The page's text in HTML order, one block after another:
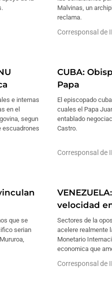
Malvinas, un
reclama.
Corresponsal de
e internas
en el
segun
escuadrones
CUBA:
Papa
El episcopado
cuales el Papa
entablado
Castro.
Corresponsal de
que se
serian
velocidad
Sectores de la
acelere realmente
Monetario
economica que
Corresponsal de